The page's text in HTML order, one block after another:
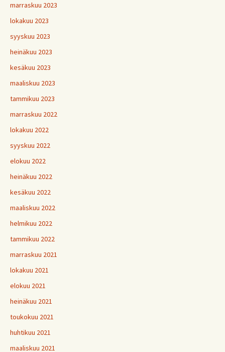
marraskuu 2023
lokakuu 2023
syyskuu 2023
heinäkuu 2023
kesäkuu 2023
maaliskuu 2023
tammikuu 2023
marraskuu 2022
lokakuu 2022
syyskuu 2022
elokuu 2022
heinäkuu 2022
kesäkuu 2022
maaliskuu 2022
helmikuu 2022
tammikuu 2022
marraskuu 2021
lokakuu 2021
elokuu 2021
heinäkuu 2021
toukokuu 2021
huhtikuu 2021
maaliskuu 2021